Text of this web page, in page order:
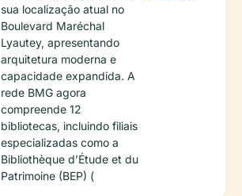
sua localização atual no
Boulevard Maréchal
Lyautey, apresentando
arquitetura moderna e
capacidade expandida. A
rede BMG agora
compreende 12
bibliotecas, incluindo filiais
especializadas como a
Bibliothèque d’Étude et du
Patrimoine (BEP) (